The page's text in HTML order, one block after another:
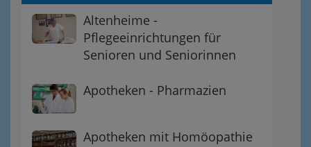
Altenheime -
Pflegeeinrichtungen für
Senioren und Seniorinnen
Apotheken - Pharmazien
Apotheken mit Homöopathie